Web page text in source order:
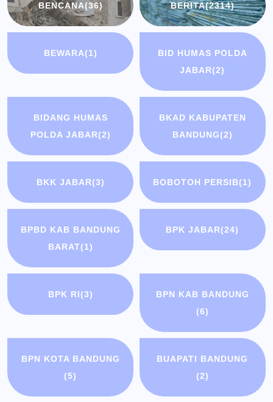
BENCANA(36) BERITA(2314)
BEWARA(1)
BID HUMAS POLDA
JABAR(2)
BIDANG HUMAS
POLDA JABAR(2)
BKAD KABUPATEN
BANDUNG(2)
BKK JABAR(3) BOBOTOH PERSIB(1)
BPBD KAB BANDUNG
BARAT(1)
BPK JABAR(24)
BPK RI(3)
BPN KAB BANDUNG
(6)
BPN KOTA BANDUNG
(5)
BUAPATI BANDUNG
(2)